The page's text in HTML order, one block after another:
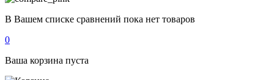
В Вашем списке сравнений пока нет товаров
0
Ваша корзина пуста